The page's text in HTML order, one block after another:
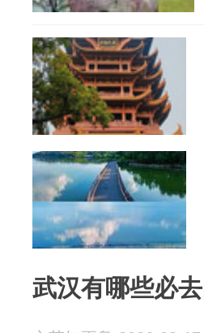
武汉有哪些必